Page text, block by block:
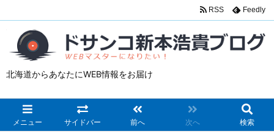
北海道からあなたにWEB情報をお届け
メニュー サイドバー 前へ 次へ 検索
RSS Feedly